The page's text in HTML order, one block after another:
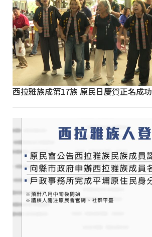
西拉雅族成第17族 原民日慶賀正名成功